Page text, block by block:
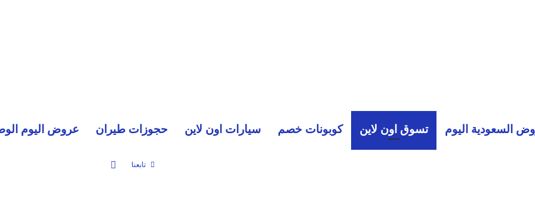
السعودية اليوم تسوق اون لاين كوبونات خصم سيارات اون لاين حجوزات طيران عروض اليوم
تابعنا